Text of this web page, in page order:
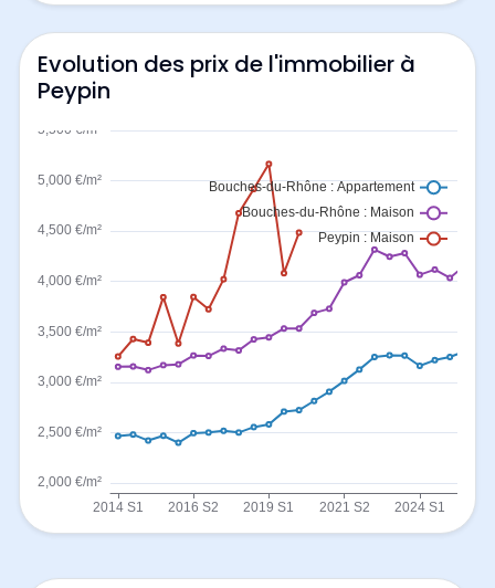
Evolution des prix de l'immobilier à
Peypin